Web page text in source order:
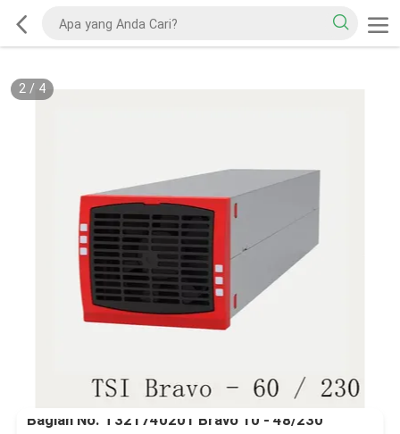
2/ 4
Bagian No. T321740201 Bravo 10 - 48/230